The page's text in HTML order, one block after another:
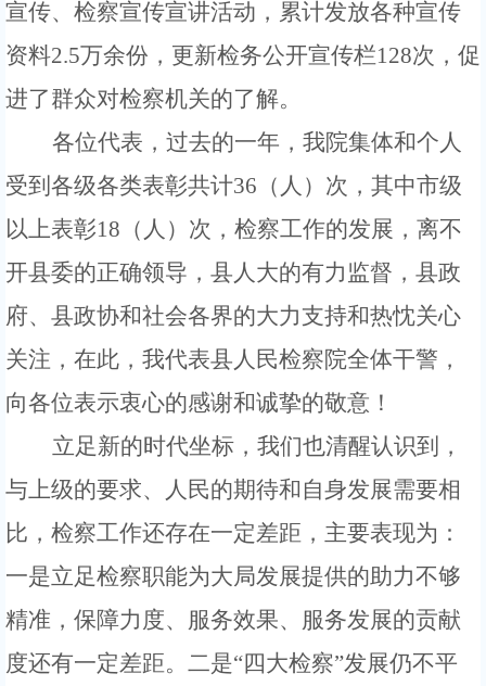
宣传、检察宣传宣讲活动 ，累计发放各种宣传
资料2.5万余份， 更新检务公开宣传栏128次，促
进了群众对检察机关的了解。
各位代表，过去的一年，我院集体和个人
受到各级各类表彰共计36（人）次，其中市级
以上表彰18（人）次， 检察工作的发展，离不
开县委的正确领导，县人大的有力监督，县政
府、县政协和社会各界的大力支持和热忱关心
关注，在此，我代表县人民检察院全体干警，
向各位表示衷心的感谢和诚挚的敬意！
立足新的时代坐标，我们也清醒认识到，
与上级的要求、人民的期待和自身发展需要相
比，检察工作还存在一定差距，主要表现为：
一是立足检察职能为大局发展提供的助力不够
精准，保障力度、服务效果、服务发展的贡献
度还有一定差距。二是“四大检察”发展仍不平